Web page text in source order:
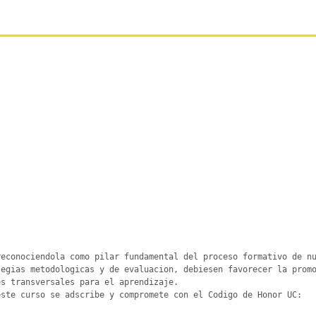
como pilar fundamental del proceso formativo
metodologicas y de evaluacion, debiesen favorecer la
transversales para el aprendizaje.
se adscribe y compromete con el Codigo de Honor UC: